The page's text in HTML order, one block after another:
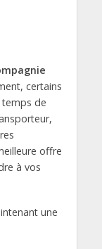
certains
temps de
offre
à vos
une